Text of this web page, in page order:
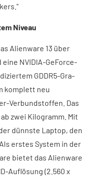
Niveau
Alienware 13 über
NVIDIA-GeForce-
GDDR5-Gra­
komplett neu
Verbundstoffen. Das
zwei Kilogramm. Mit
dünnste Laptop, den
erstes System in der
bietet das Alienware
Auflösung (2.560 x